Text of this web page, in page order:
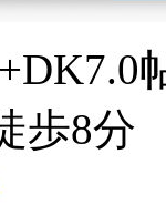
歩8分